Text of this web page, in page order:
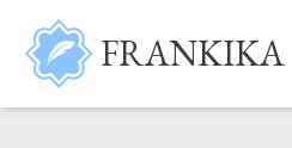
Aller au contenu principal
FRANKIKA